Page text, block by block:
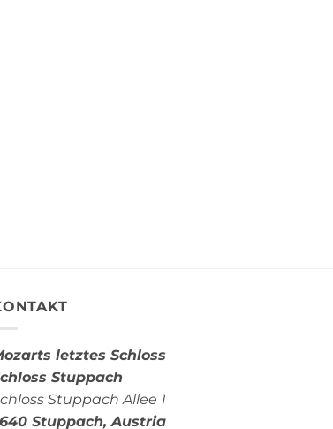
letztes Schloss
Stuppach
Stuppach Allee 1
Stuppach,Austria